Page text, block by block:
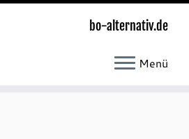
bo-alternativ.de
Menü